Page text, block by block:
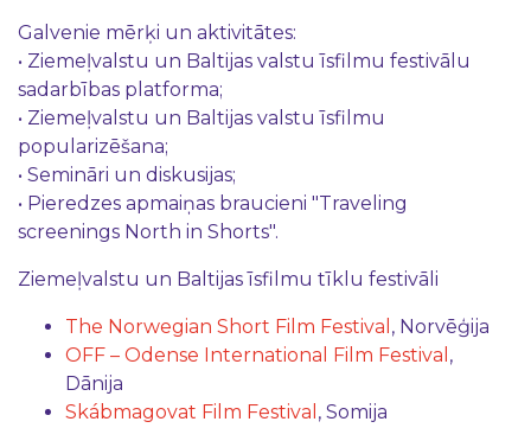
Galvenie mērķi un aktivitātes:
• Ziemeļvalstu un Baltijas valstu īsfilmu festivālu
sadarbības platforma;
• Ziemeļvalstu un Baltijas valstu īsfilmu
popularizēšana;
• Semināri un diskusijas;
• Pieredzes apmaiņas braucieni "Traveling
screenings North in Shorts".
Ziemeļvalstu un Baltijas īsfilmu tīklu festivāli
The Norwegian Short Film Festival , Norvēģija
OFF – Odense International Film Festival ,
Dānija
Skábmagovat Film Festival , Somija